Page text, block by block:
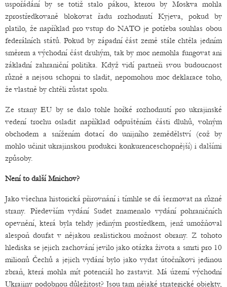
uspořádání by se totiž stalo pákou, kterou by Moskva mohla
zprostředkovaně blokovat řadu rozhodnutí Kyjeva, pokud by
platilo, že například pro vstup do NATO je potřeba souhlas obou
federálních států. Pokud by západní část země stále chtěla jedním
směrem a východní část druhým, tak by moc nemohla fungovat ani
základní zahraniční politika. Když vidí partneři svou budoucnost
různě a nejsou schopni to sladit, nepomohou moc deklarace toho,
že vlastně by chtěli zůstat spolu.
Ze strany EU by se dalo tohle hořké rozhodnutí pro ukrajinské
vedení trochu osladit například odpuštěním části dluhů, volným
obchodem a snížením dotací do unijního zemědělství (což by
mohlo učinit ukrajinskou produkci konkurenceschopnější) i dalšími
způsoby.
Není to další Mnichov?
Jako všechna historická přirovnání i tímhle se dá šermovat na různé
strany. Především vydání Sudet znamenalo vydání pohraničních
opevnění, která byla tehdy jediným prostředkem, jenž umožňoval
alespoň doufat v nějakou realistickou možnost obrany. Z tohoto
hlediska se jejich zachování jevilo jako otázka života a smrti pro 10
milionů Čechů a jejich vydání bylo jako vydat útočníkovi jedinou
zbraň, která mohla mít potenciál ho zastavit. Má území východní
Ukrajiny podobnou důležitost? Jsou tam nějaké strategické objekty,